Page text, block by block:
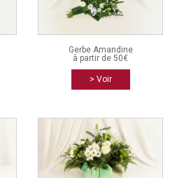
Gerbe Amandine
à partir de 50€
> Voir